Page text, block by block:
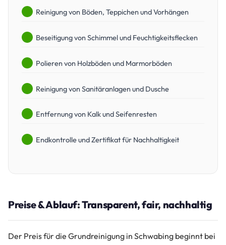
Reinigung von Böden, Teppichen und Vorhängen
Beseitigung von Schimmel und Feuchtigkeitsflecken
Polieren von Holzböden und Marmorböden
Reinigung von Sanitäranlagen und Dusche
Entfernung von Kalk und Seifenresten
Endkontrolle und Zertifikat für Nachhaltigkeit
Preise & Ablauf: Transparent, fair, nachhaltig
Der Preis für die Grundreinigung in Schwabing beginnt bei